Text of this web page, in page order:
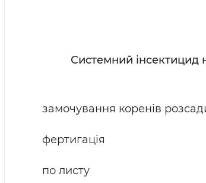
Системний інсектицид
замочування коренів
фертигація
по листу